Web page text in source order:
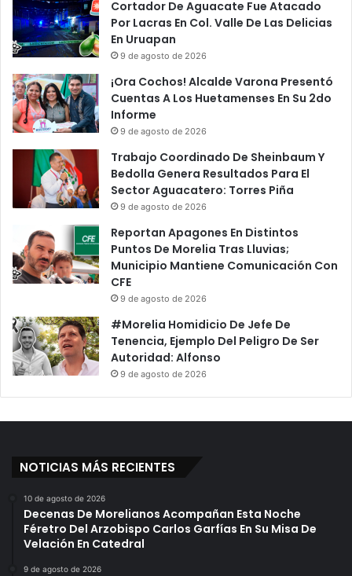
Cortador De Aguacate Fue Atacado
Por Lacras En Col. Valle De Las Delicias
En Uruapan
9 de agosto de 2026
¡Ora Cochos! Alcalde Varona Presentó
Cuentas A Los Huetamenses En Su 2do
Informe
9 de agosto de 2026
Trabajo Coordinado De Sheinbaum Y
Bedolla Genera Resultados Para El
Sector Aguacatero: Torres Piña
9 de agosto de 2026
Reportan Apagones En Distintos
Puntos De Morelia Tras Lluvias;
Municipio Mantiene Comunicación Con
CFE
9 de agosto de 2026
#Morelia Homidicio De Jefe De
Tenencia, Ejemplo Del Peligro De Ser
Autoridad: Alfonso
9 de agosto de 2026
NOTICIAS MÁS RECIENTES
10 de agosto de 2026
Decenas De Morelianos Acompañan Esta Noche
Féretro Del Arzobispo Carlos Garfías En Su Misa De
Velación En Catedral
9 de agosto de 2026